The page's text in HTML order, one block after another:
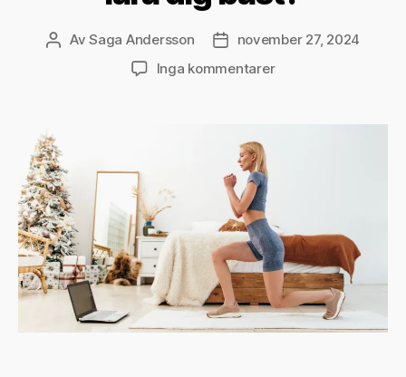
Inläggsförfattare
AvSaga Andersson Inläggsdatum
november 27, 2024
Inga kommentarertill
dig
bäst?